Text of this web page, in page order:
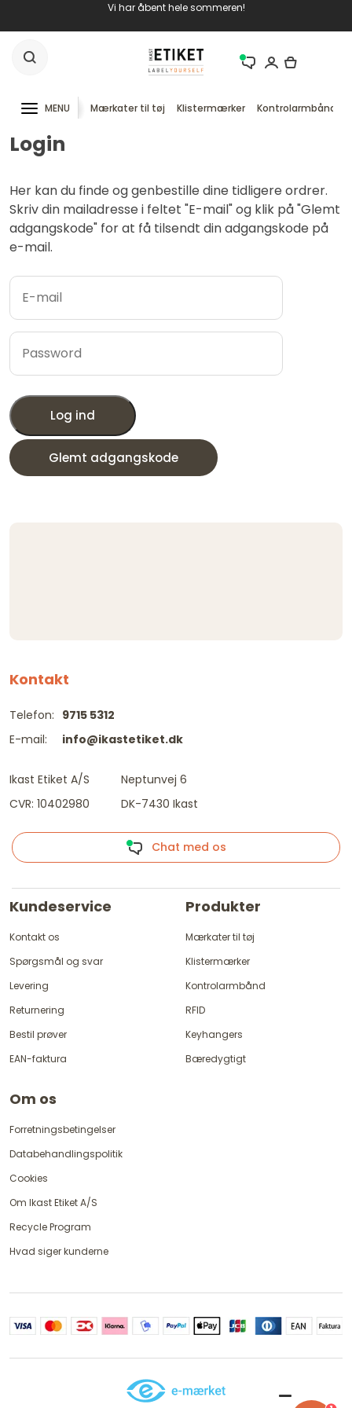
Vi har åbent hele sommeren!
MENU Mærkater til tøj Klistermærker Kontrolarmbånd
Login
Her kan du finde og genbestille dine tidligere ordrer.
Skriv din mailadresse i feltet "E-mail" og klik på "Glemt
adgangskode" for at få tilsendt din adgangskode på
e-mail.
Log ind
Glemt adgangskode
Kontakt
Telefon:
E-mail:
9715 5312
info@ikastetiket.dk
Ikast Etiket A/S
CVR: 10402980
Neptunvej 6
DK-7430 Ikast
Chat med os
Kundeservice
Kontakt os
Spørgsmål og svar
Levering
Returnering
Bestil prøver
EAN-faktura
Produkter
Mærkater til tøj
Klistermærker
Kontrolarmbånd
RFID
Keyhangers
Bæredygtigt
Om os
Forretningsbetingelser
Databehandlingspolitik
Cookies
Om Ikast Etiket A/S
Recycle Program
Hvad siger kunderne